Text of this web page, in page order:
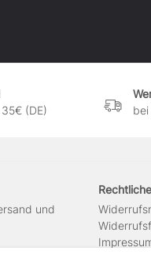
(DE)
bei
und